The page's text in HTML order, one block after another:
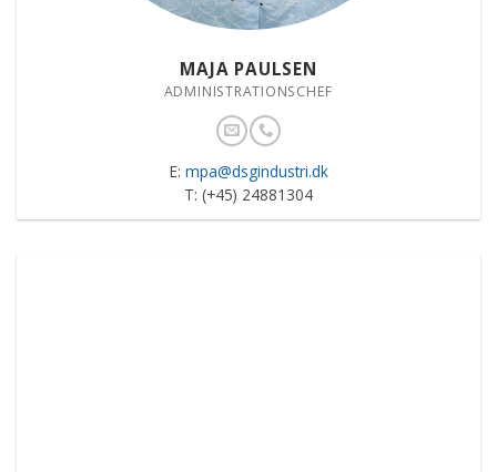
MAJA PAULSEN
ADMINISTRATIONSCHEF
E: mpa@dsgindustri.dk
T: (+45) 24881304